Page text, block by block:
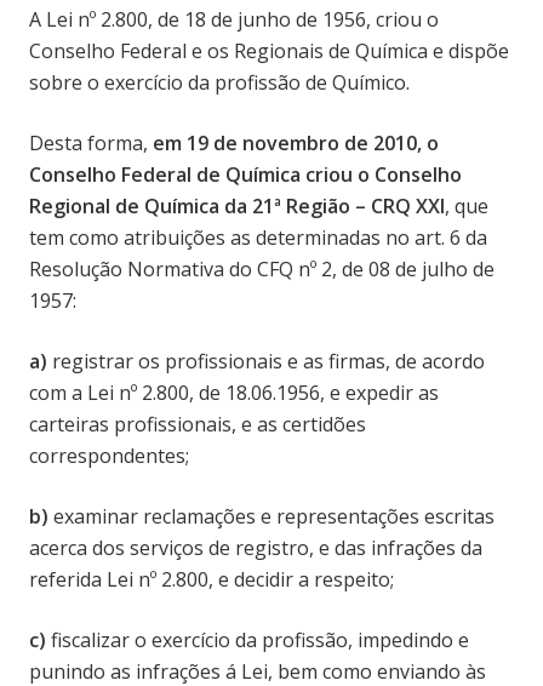
A Lei nº 2.800, de 18 de junho de 1956, criou o
Conselho Federal e os Regionais de Química e dispõe
sobre o exercício da profissão de Químico.
Desta forma, em 19 de novembro de 2010, o
Conselho Federal de Química criou o Conselho
Regional de Química da 21ª Região – CRQ XXI, que
tem como atribuições as determinadas no art. 6 da
Resolução Normativa do CFQ nº 2, de 08 de julho de
1957:
a) registrar os profissionais e as firmas, de acordo
com a Lei nº 2.800, de 18.06.1956, e expedir as
carteiras profissionais, e as certidões
correspondentes;
b) examinar reclamações e representações escritas
acerca dos serviços de registro, e das infrações da
referida Lei nº 2.800, e decidir a respeito;
c) fiscalizar o exercício da profissão, impedindo e
punindo as infrações á Lei, bem como enviando às